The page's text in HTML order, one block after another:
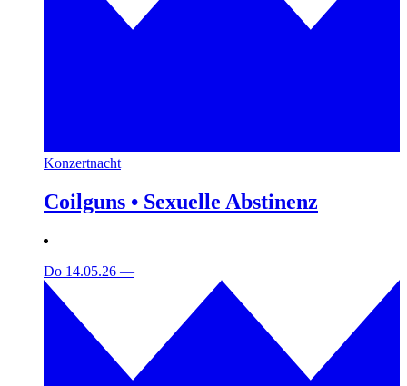
Konzertnacht
Coilguns • Sexuelle Abstinenz
Do 14.05.26 —